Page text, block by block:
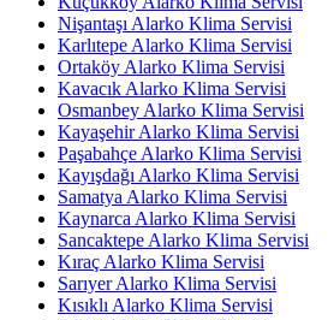
Nişantaşı Alarko Klima Servisi
Karlıtepe Alarko Klima Servisi
Ortaköy Alarko Klima Servisi
Kavacık Alarko Klima Servisi
Osmanbey Alarko Klima Servisi
Kayaşehir Alarko Klima Servisi
Paşabahçe Alarko Klima Servisi
Kayışdağı Alarko Klima Servisi
Samatya Alarko Klima Servisi
Kaynarca Alarko Klima Servisi
Sancaktepe Alarko Klima Servisi
Kıraç Alarko Klima Servisi
Sarıyer Alarko Klima Servisi
Kısıklı Alarko Klima Servisi